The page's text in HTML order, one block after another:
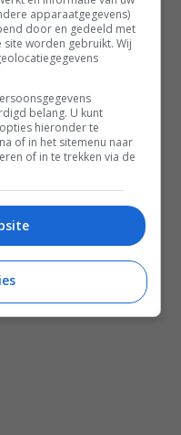
apparaatgegevens)
door en gedeeld met
worden gebruikt. Wij
belang. U kunt
hieronder te
of in het sitemenu naar
of in te trekken via de